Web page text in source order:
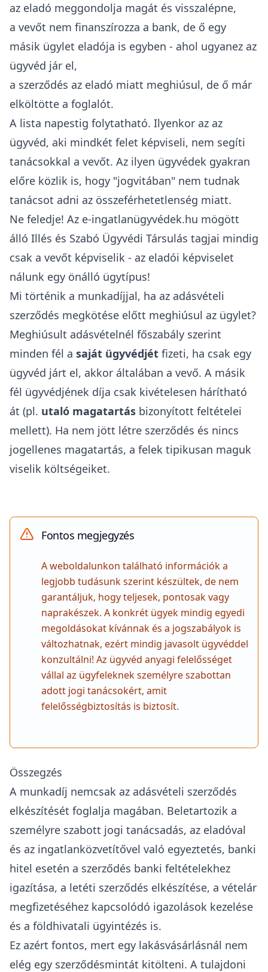
az eladó meggondolja magát és visszalépne,
a vevőt nem finanszírozza a bank, de ő egy
másik ügylet eladója is egyben - ahol ugyanez az
ügyvéd jár el,
a szerződés az eladó miatt meghiúsul, de ő már
elköltötte a foglalót.
A lista napestig folytatható. Ilyenkor az az
ügyvéd, aki mindkét felet képviseli, nem segíti
tanácsokkal a vevőt. Az ilyen ügyvédek gyakran
előre közlik is, hogy "jogvitában" nem tudnak
tanácsot adni az összeférhetetlenség miatt.
Ne feledje! Az e-ingatlanügyvédek.hu mögött
álló Illés és Szabó Ügyvédi Társulás tagjai mindig
csak a vevőt képviselik - az eladói képviselet
nálunk egy önálló ügytípus!
Mi történik a munkadíjjal, ha az adásvételi
szerződés megkötése előtt meghiúsul az ügylet?
Meghiúsult adásvételnél főszabály szerint
minden fél a saját ügyvédjét fizeti, ha csak egy
ügyvéd járt el, akkor általában a vevő. A másik
fél ügyvédjének díja csak kivételesen hárítható
át (pl. utaló magatartás bizonyított feltételei
mellett). Ha nem jött létre szerződés és nincs
jogellenes magatartás, a felek tipikusan maguk
viselik költségeiket.
Fontos megjegyzés
A weboldalunkon található információk a
legjobb tudásunk szerint készültek, de nem
garantáljuk, hogy teljesek, pontosak vagy
naprakészek. A konkrét ügyek mindig egyedi
megoldásokat kívánnak és a jogszabályok is
változhatnak, ezért mindig javasolt ügyvéddel
konzultálni! Az ügyvéd anyagi felelősséget
vállal az ügyfeleknek személyre szabottan
adott jogi tanácsokért, amit
felelősségbiztosítás is biztosít.
Összegzés
A munkadíj nemcsak az adásvételi szerződés
elkészítését foglalja magában. Beletartozik a
személyre szabott jogi tanácsadás, az eladóval
és az ingatlanközvetítővel való egyeztetés, banki
hitel esetén a szerződés banki feltételekhez
igazítása, a letéti szerződés elkészítése, a vételár
megfizetéséhez kapcsolódó igazolások kezelése
és a földhivatali ügyintézés is.
Ez azért fontos, mert egy lakásvásárlásnál nem
elég egy szerződésmintát kitölteni. A tulajdoni